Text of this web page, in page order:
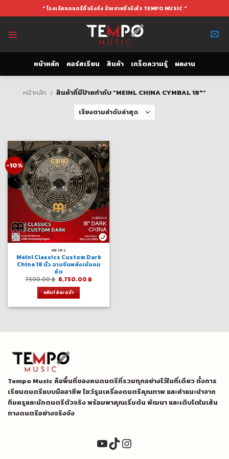
to
" โรงเรียนดนตรีที่จริงจัง ร้านขายที่จริงใจ TEMPO MUSIC "
หน้าหลัก คอร์สเรียน สินค้า เกร็ดความรู้ ผลงาน
หน้าหลัก / สินค้าที่มีป้ายกำกับ “MEINL CHINA CYMBAL 18"”
-10%
MEINL
Meinl Classics Custom Dark
China 18 นิ้ว ฉาบจีนพลังเข้มคม
ชัด
7,500.00฿ Original
price
was:
7,500.00 ฿.
6,750.00 ฿Current
หยิบใส่ตะกร้า
Tempo Music คือพื้นที่ของคนดนตรีที่รวมทุกอย่างไว้ในที่เดียว ทั้งการ
เรียนดนตรีแบบมืออาชีพ โชว์รูมเครื่องดนตรีคุณภาพ และคำแนะนำจาก
ทีมครูและนักดนตรีตัวจริง พร้อมพาคุณเริ่มต้น พัฒนา และเติบโตในเส้น
ทางดนตรีอย่างจริงจัง
YouTube
TikTok
Instagram